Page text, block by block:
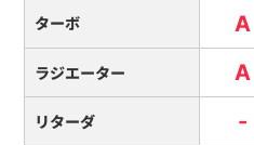
ターボ A
ラジエーター A
リターダ -